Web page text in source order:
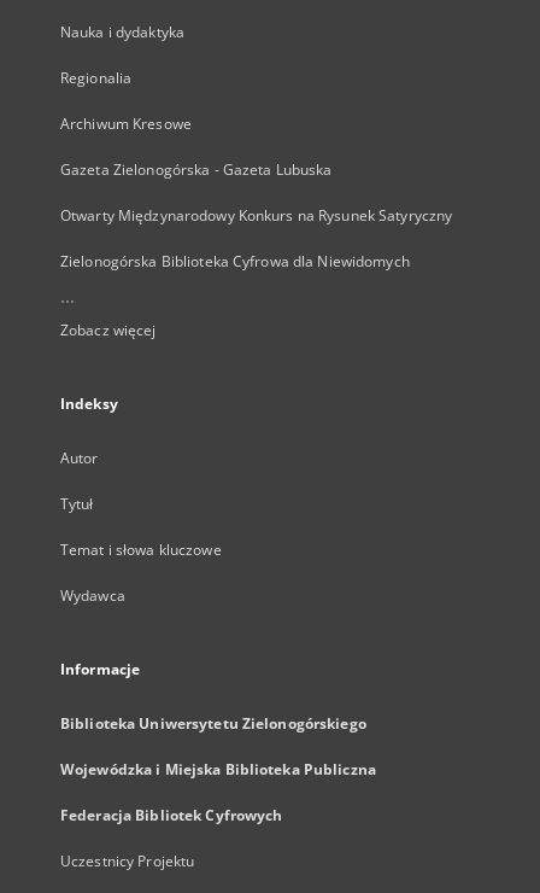
Nauka i dydaktyka
Regionalia
Archiwum Kresowe
Gazeta Zielonogórska - Gazeta Lubuska
Otwarty Międzynarodowy Konkurs na Rysunek Satyryczny
Zielonogórska Biblioteka Cyfrowa dla Niewidomych
...
Zobacz więcej
Indeksy
Autor
Tytuł
Temat i słowa kluczowe
Wydawca
Informacje
Biblioteka Uniwersytetu Zielonogórskiego
Wojewódzka i Miejska Biblioteka Publiczna
Federacja Bibliotek Cyfrowych
Uczestnicy Projektu